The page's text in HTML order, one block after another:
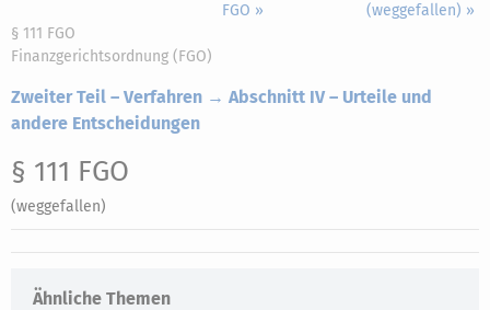
FGO »
(weggefallen) »
§ 111 FGO
Finanzgerichtsordnung (FGO)
Zweiter Teil – Verfahren → Abschnitt IV – Urteile und
andere Entscheidungen
§ 111 FGO
(weggefallen)
Ähnliche Themen